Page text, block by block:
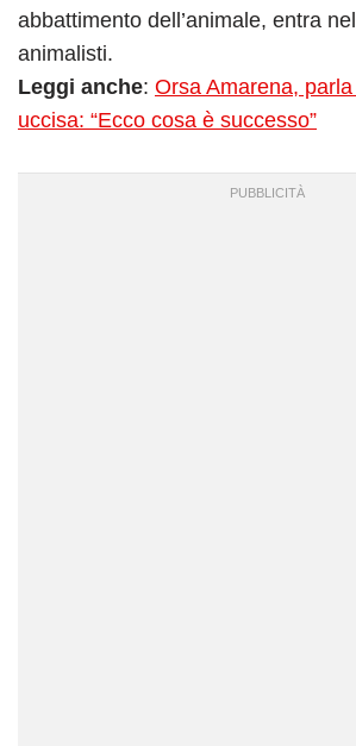
abbattimento dell’animale, entra
animalisti.
Leggi anche: Orsa Amarena, parla
uccisa: “Ecco cosa è successo”